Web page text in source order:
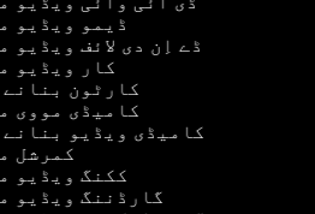
ڈیمو ویڈیو
ڈے اِن دی لائف ویڈیو
کار ویڈیو
کارٹون بنانے
کامیڈی مووی
کامیڈی ویڈیو بنانے
کمرشل
ککنگ ویڈیو
گارڈننگ ویڈیو